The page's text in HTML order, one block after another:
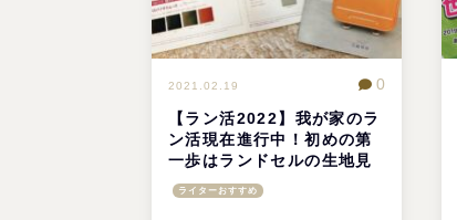
2021.02.19
【ラン活2022】我が家のラ
ン活現在進行中！初めの第
一歩はランドセルの生地見
本請求から！
0
ライターおすすめ